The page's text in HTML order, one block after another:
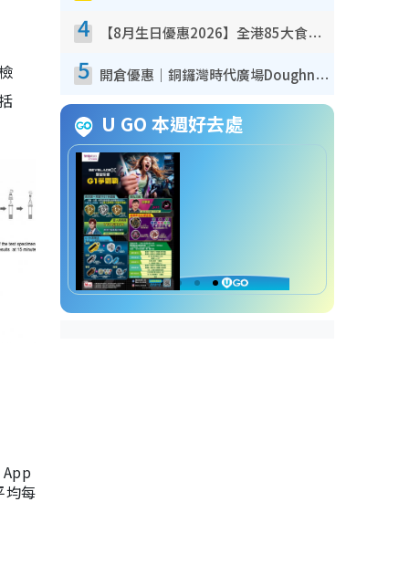
均每
4 【8月生日優惠2026】全港85大食買玩著數攻略 自助餐/火鍋放題同行免費＋誠品/DONKI送現金券
5 開倉優惠｜銅鑼灣時代廣場Doughnut/Campo Marzio開倉低至1折！背囊、書包、手袋劈價$200起
U GO 本週好去處